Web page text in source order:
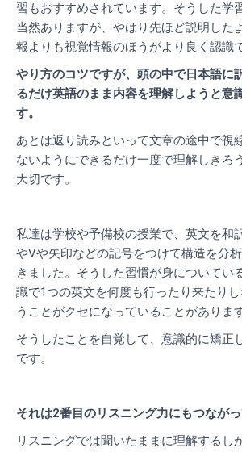
習もおすすめされています。そうした学
当然ありますが、やはり先ほど説明した
報よりも視覚情報のほうがより良く認識
やり方のコツですが、頭の中で日本語に
るだけ英語のまま内容を理解しようと意
す。
あとは返り読みといって文章の途中で視
ないようにできるだけ一度で理解しきろ
大切です。
私達は学校や予備校の授業で、英文を和
やVや矢印などの記号をつけて構造を分
きました。そうした習慣が身についてい
識で1つの英文を何度も行ったり来たり
うことがクセになっていることがあります
そうしたことを自覚して、意識的に矯正
です。
それは2番目のリスニング力にもつながっ
リスニングでは聞いたままに理解するし